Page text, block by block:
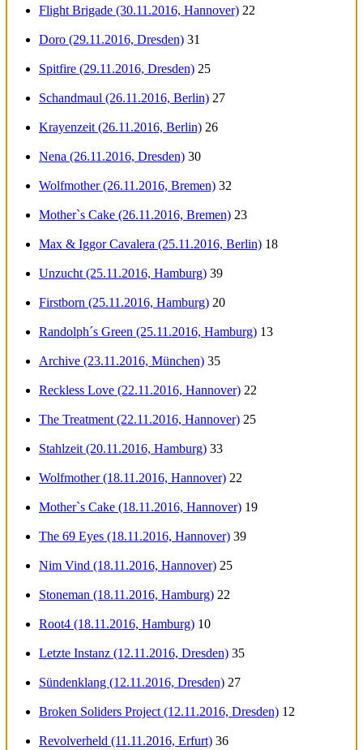
Flight Brigade (30.11.2016, Hannover) 22
Doro (29.11.2016, Dresden) 31
Spitfire (29.11.2016, Dresden) 25
Schandmaul (26.11.2016, Berlin) 27
Krayenzeit (26.11.2016, Berlin) 26
Nena (26.11.2016, Dresden) 30
Wolfmother (26.11.2016, Bremen) 32
Mother`s Cake (26.11.2016, Bremen) 23
Max & Iggor Cavalera (25.11.2016, Berlin) 18
Unzucht (25.11.2016, Hamburg) 39
Firstborn (25.11.2016, Hamburg) 20
Randolph´s Green (25.11.2016, Hamburg) 13
Archive (23.11.2016, München) 35
Reckless Love (22.11.2016, Hannover) 22
The Treatment (22.11.2016, Hannover) 25
Stahlzeit (20.11.2016, Hamburg) 33
Wolfmother (18.11.2016, Hannover) 22
Mother`s Cake (18.11.2016, Hannover) 19
The 69 Eyes (18.11.2016, Hannover) 39
Nim Vind (18.11.2016, Hannover) 25
Stoneman (18.11.2016, Hamburg) 22
Root4 (18.11.2016, Hamburg) 10
Letzte Instanz (12.11.2016, Dresden) 35
Sündenklang (12.11.2016, Dresden) 27
Broken Soliders Project (12.11.2016, Dresden) 12
Revolverheld (11.11.2016, Erfurt) 36